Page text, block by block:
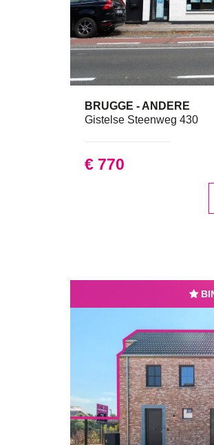
BRUGGE - ANDERE
Gistelse Steenweg 430
€ 770